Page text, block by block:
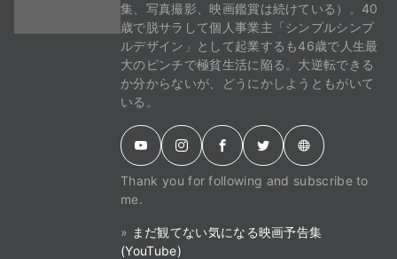
集、写真撮影、映画鑑賞は続けている）。40
歳で脱サラして個人事業主「シンプルシンプ
ルデザイン」として起業するも46歳で人生最
大のピンチで極貧生活に陥る。大逆転できる
か分からないが、どうにかしようともがいて
いる。
Thank you for following and subscribe to
me.
» まだ観てない気になる映画予告集
(YouTube)